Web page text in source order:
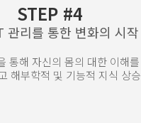
STEP #4
관리를 통한 변화의 시작
통해 자신의 몸의 대한 이해를
해부학적 및 기능적 지식 상승